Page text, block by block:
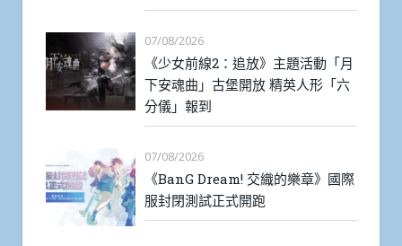
07/08/2026
《少女前線2：追放》主題活動「月
下安魂曲」古堡開放 精英人形「六
分儀」報到
07/08/2026
《BanG Dream! 交織的樂章》國際
服封閉測試正式開跑